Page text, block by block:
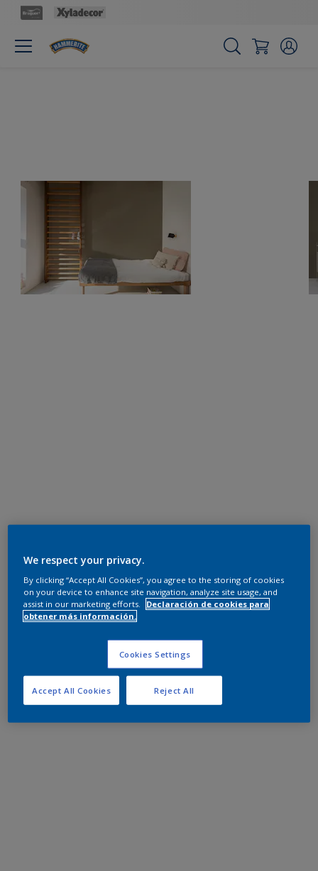
We respect your privacy.
By clicking “Accept All Cookies”, you agree to the storing of cookies
on your device to enhance site navigation, analyze site usage, and
assist in our marketing efforts.
Declaración de cookies para
obtener más información.
Cookies Settings
Reject All
Accept All Cookies